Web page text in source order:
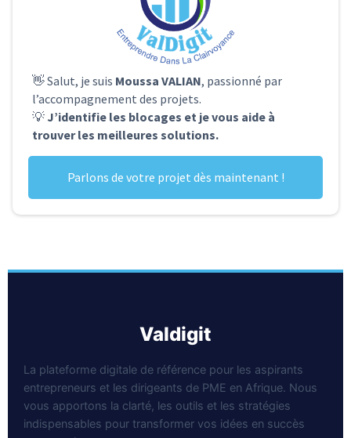
👋 Salut, je suis Moussa VALIAN, passionné par
l’accompagnement des projets.
💡 J’identifie les blocages et je vous aide à
trouver les meilleures solutions.
Parlons de votre projet dès maintenant !
valdigit
La plateforme digitale de référence pour les aspirants
entrepreneurs et les dirigeants de PME en Afrique. Nous
vous apportons la clarté, les outils et les stratégies
indispensables pour transformer vos idées en succès